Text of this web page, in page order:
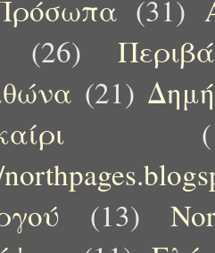
(31)
(26)
(21)
(13)